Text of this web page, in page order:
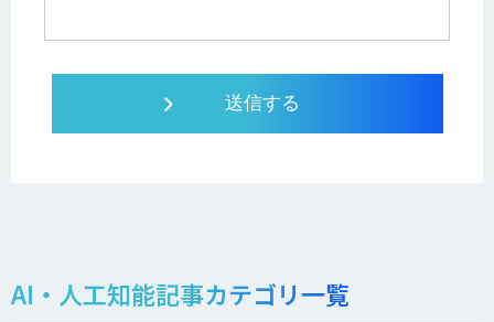
AI・人工知能記事カテゴリ一覧